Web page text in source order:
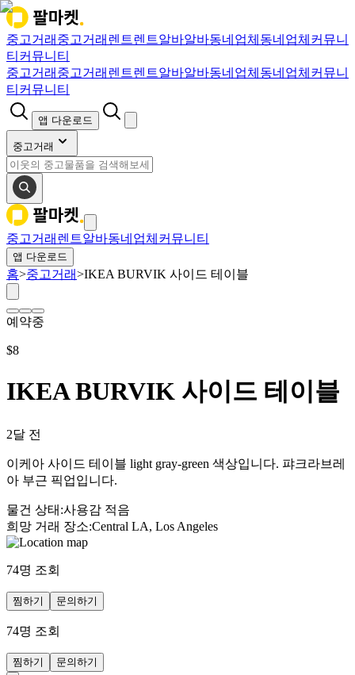
중고거래 중고거래 렌트렌트알바알바동네업체 동네업체 커뮤니
티 커뮤니티
중고거래 중고거래 렌트렌트알바알바동네업체 동네업체 커뮤니
티 커뮤니티
앱 다운로드
중고거래
중고거래 렌트알바동네업체 커뮤니티
앱 다운로드
홈>중고거래>IKEA BURVIK 사이드 테이블
예약중
$8
IKEA BURVIK 사이드 테이블
2달 전
이케아 사이드 테이블 light gray-green 색상입니다. 퍄크라브레
아 부근 픽업입니다.
물건 상태 :사용감 적음
희망 거래 장소:Central LA, Los Angeles
74명 조회
찜하기 문의하기
74명 조회
찜하기 문의하기